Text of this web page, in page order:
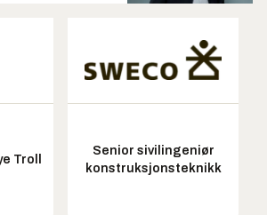
Troll
Senior sivilingeniør
konstruksjonsteknikk